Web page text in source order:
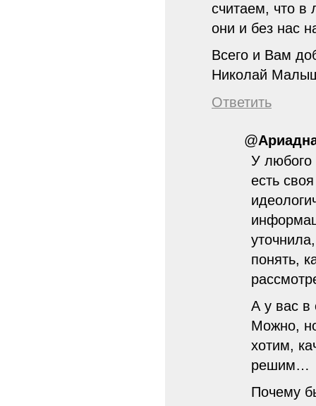
считаем, что в
они и без нас
Всего и Вам
Николай
Ответить
@
У любого
есть
понять,
А у вас в
Можно,
хотим,
решим…
Почему